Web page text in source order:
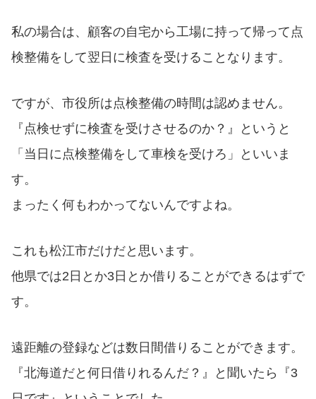
私の場合は、顧客の自宅から工場に持って帰って点
検整備をして翌日に検査を受けることなります。
ですが、市役所は点検整備の時間は認めません。
『点検せずに検査を受けさせるのか？』というと
「当日に点検整備をして車検を受けろ」といいま
す。
まったく何もわかってないんですよね。
これも松江市だけだと思います。
他県では2日とか3日とか借りることができるはずで
す。
遠距離の登録などは数日間借りることができます。
『北海道だと何日借りれるんだ？』と聞いたら『3